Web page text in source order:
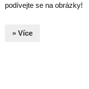
podívejte se na obrázky!
» Více